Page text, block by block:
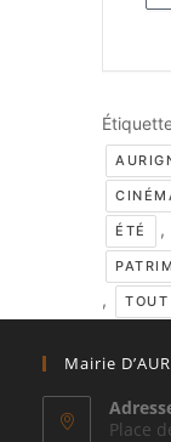
ÉTÉ ,
,
Mairie
Place